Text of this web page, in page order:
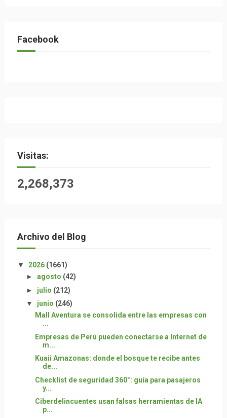
Facebook
Visitas:
2,268,373
Archivo del Blog
▼ 2026 (1661)
► agosto (42)
► julio (212)
▼ junio (246)
Mall Aventura se consolida entre las empresas con
...
Empresas de Perú pueden conectarse a Internet de
m...
Kuaii Amazonas: donde el bosque te recibe antes
de...
Checklist de seguridad 360°: guía para pasajeros
y...
Ciberdelincuentes usan falsas herramientas de IA
p...